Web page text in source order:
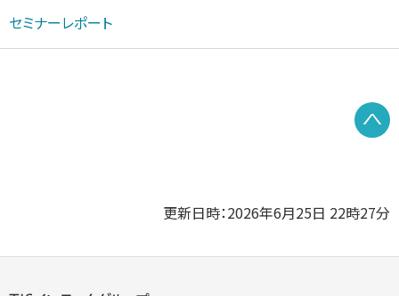
セミナーレポート
更新日時：2026年6月25日 22時27分